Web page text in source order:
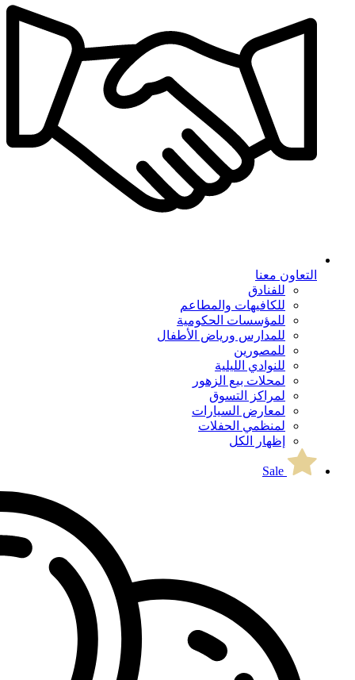
التعاون معنا
للفنادق
للكافيهات والمطاعم
للمؤسسات الحكومية
للمدارس ورياض الأطفال
للمصورين
للنوادي الليلية
لمحلات بيع الزهور
لمراكز التسوق
لمعارض السيارات
لمنظمي الحفلات
إظهار الكل